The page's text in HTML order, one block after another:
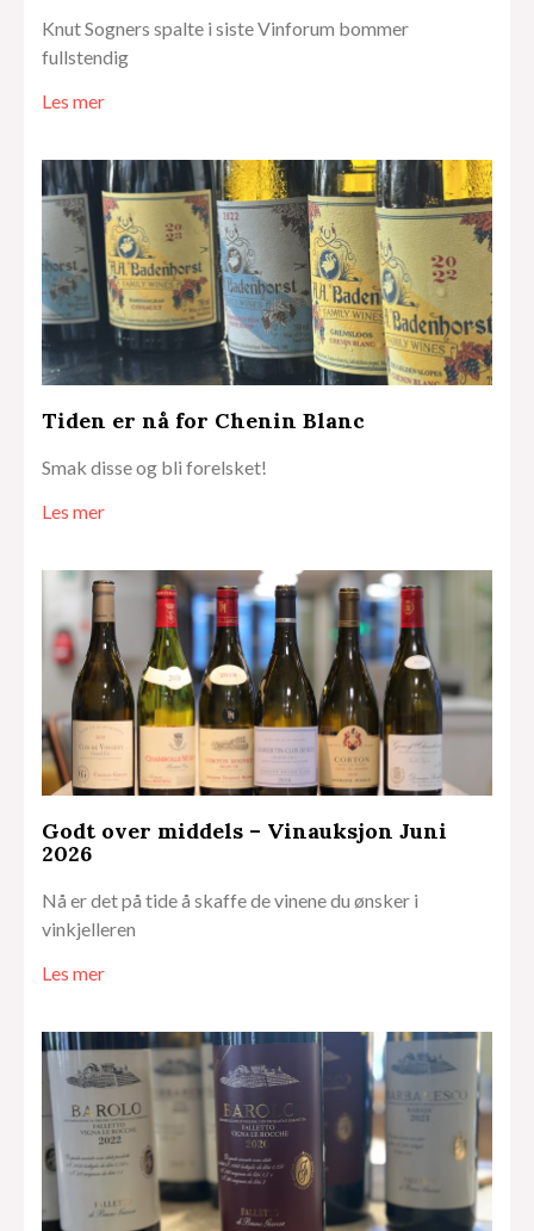
Knut Sogners spalte i siste Vinforum bommer
fullstendig
Les mer
Tiden er nå for Chenin Blanc
Smak disse og bli forelsket!
Les mer
Godt over middels – Vinauksjon Juni
2026
Nå er det på tide å skaffe de vinene du ønsker i
vinkjelleren
Les mer